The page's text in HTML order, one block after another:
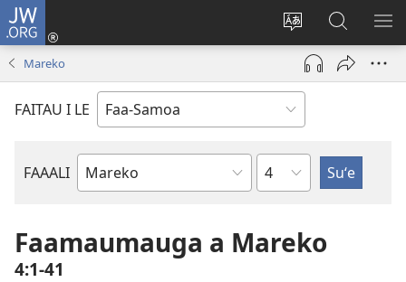
JW.ORG
Sui
gagana
o
le
tafaʻilagi
Log
(tatala
isi
Suʻe
le
Mareko
FAITAU I LE
FAAALI
Tusi
Tusi
Mataupu
Faamaumauga a Mareko
4:1-41